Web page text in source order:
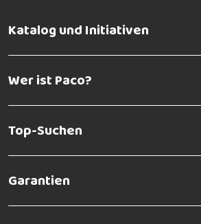
Katalog und Initiativen
Wer ist Paco?
Top-Suchen
Garantien